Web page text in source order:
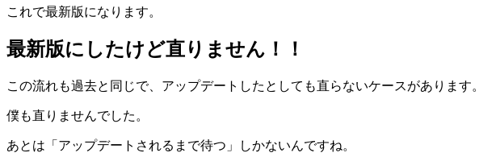
これで最新版になります。
最新版にしたけど直りません！！
この流れも過去と同じで、アップデートしたとしても直らないケースがあります。
僕も直りませんでした。
あとは「アップデートされるまで待つ」しかないんですね。